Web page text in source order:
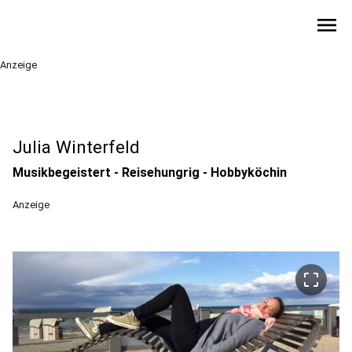
menu
Anzeige
Julia Winterfeld
Musikbegeistert - Reisehungrig - Hobbyköchin
Anzeige
crop_free